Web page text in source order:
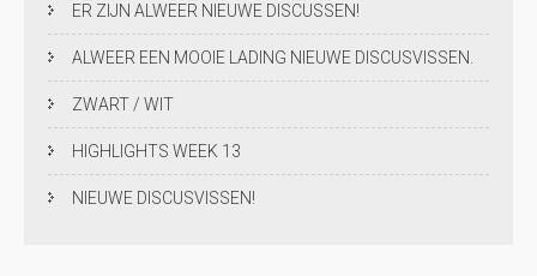
ER ZIJN ALWEER NIEUWE DISCUSSEN!
ALWEER EEN MOOIE LADING NIEUWE DISCUSVISSEN.
ZWART / WIT
HIGHLIGHTS WEEK 13
NIEUWE DISCUSVISSEN!